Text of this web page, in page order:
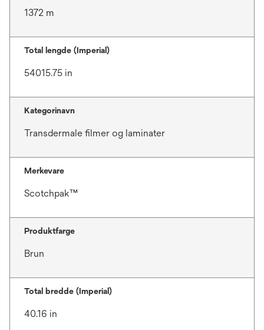
1372 m
Total lengde (Imperial)
54015.75 in
Kategorinavn
Transdermale filmer og laminater
Merkevare
Scotchpak™
Produktfarge
Brun
Total bredde (Imperial)
40.16 in